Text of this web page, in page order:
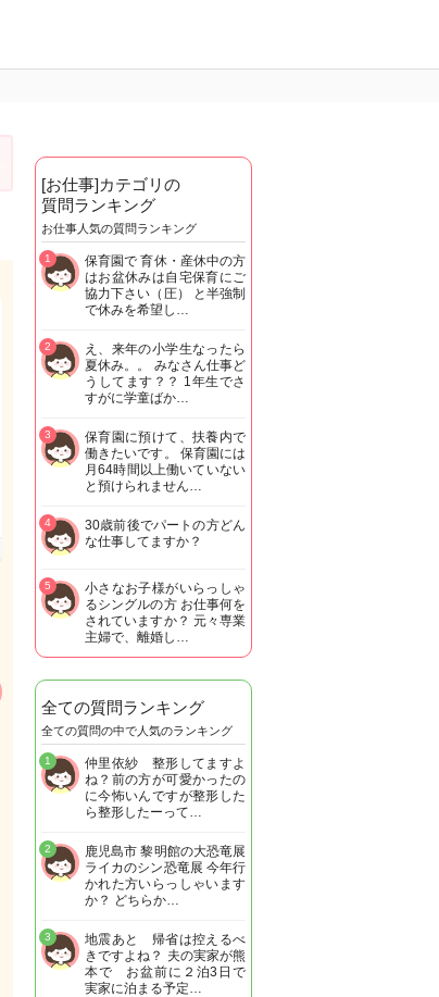
[お仕事]カテゴリの
質問ランキング
お仕事人気の質問ランキング
保育園で 育休・産休中の方
はお盆休みは自宅保育にご
協力下さい（圧） と半強制
で休みを希望し…
1
え、来年の小学生なったら
夏休み。。 みなさん仕事ど
うしてます？？ 1年生でさ
すがに学童ばか…
2
保育園に預けて、扶養内で
働きたいです。 保育園には
月64時間以上働いていない
と預けられません…
3
30歳前後でパートの方どん
な仕事してますか？
4
小さなお子様がいらっしゃ
るシングルの方 お仕事何を
されていますか？ 元々専業
主婦で、離婚し…
5
全ての質問ランキング
全ての質問の中で人気のランキング
仲里依紗 整形してますよ
ね？前の方が可愛かったの
に今怖いんですが整形した
ら整形したーって…
1
鹿児島市 黎明館の大恐竜展
ライカのシン恐竜展 今年行
かれた方いらっしゃいます
か？ どちらか…
2
地震あと 帰省は控えるべ
きですよね？ 夫の実家が熊
本で お盆前に２泊3日で
実家に泊まる予定…
3